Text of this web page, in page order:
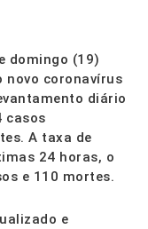
domingo (19)
novo coronavírus
diário
casos
A taxa de
24 horas, o
e 110 mortes.
e